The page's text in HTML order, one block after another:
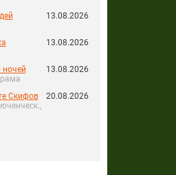
13.08.2026
13.08.2026
ночей
13.08.2026
Скифов
20.08.2026